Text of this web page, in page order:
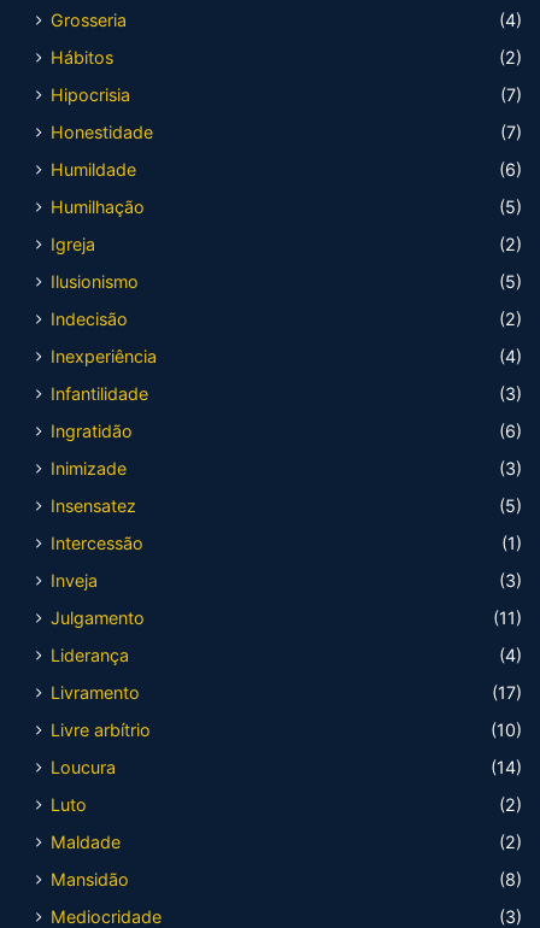
Grosseria
(4)
Hábitos
(2)
Hipocrisia
(7)
Honestidade
(7)
Humildade
(6)
Humilhação
(5)
Igreja
(2)
Ilusionismo
(5)
Indecisão
(2)
Inexperiência
(4)
Infantilidade
(3)
Ingratidão
(6)
Inimizade
(3)
Insensatez
(5)
Intercessão
(1)
Inveja
(3)
Julgamento
(11)
Liderança
(4)
Livramento
(17)
Livre arbítrio
(10)
Loucura
(14)
Luto
(2)
Maldade
(2)
Mansidão
(8)
Mediocridade
(3)